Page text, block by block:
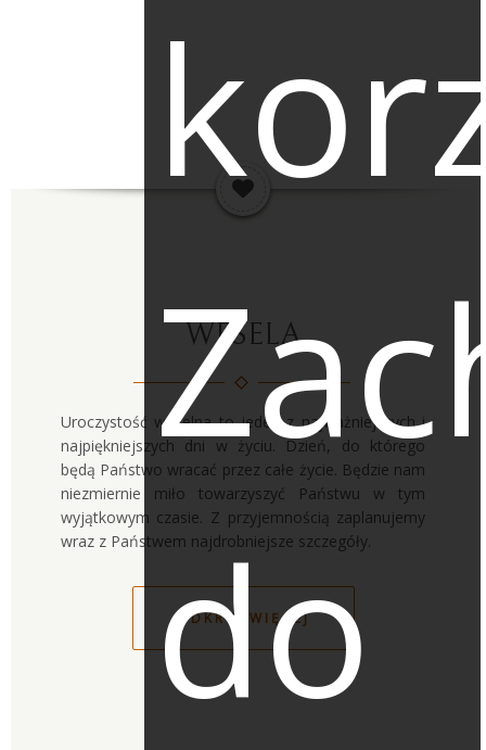
WESELA
Uroczystość weselna to jeden z najważniejszych i
najpiękniejszych dni w życiu. Dzień, do którego
będą Państwo wracać przez całe życie. Będzie nam
niezmiernie miło towarzyszyć Państwu w tym
wyjątkowym czasie. Z przyjemnością zaplanujemy
wraz z Państwem najdrobniejsze szczegóły.
ODKRYJ WIĘCEJ
do